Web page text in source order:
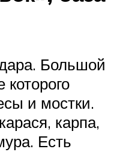
Большой
которого
и мостки.
карпа,
Есть